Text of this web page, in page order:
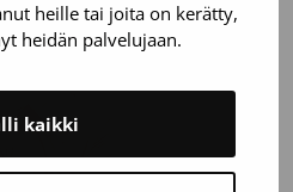
heille tai joita on kerätty,
heidän palvelujaan.
kaikki